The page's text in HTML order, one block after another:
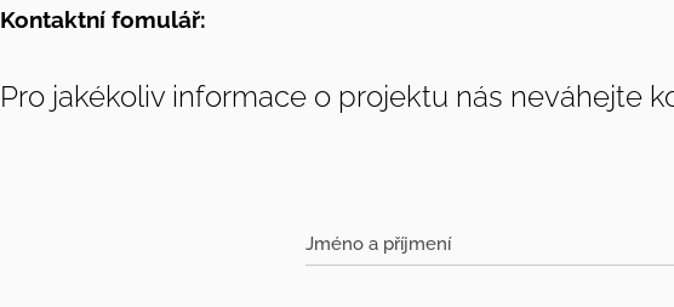
Kontaktní fomulář:
Pro jakékoliv informace o projektu nás neváhejte
Jméno a příjmení